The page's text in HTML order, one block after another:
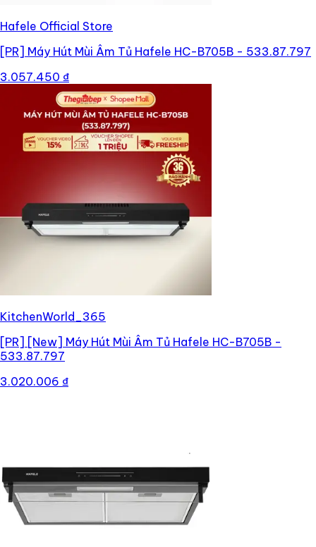
Hafele Official Store
[PR] Máy Hút Mùi Âm Tủ Hafele HC-B705B - 533.87.797
3.057.450 ₫
KitchenWorld_365
[PR] [New] Máy Hút Mùi Âm Tủ Hafele HC-B705B -
533.87.797
3.020.006 ₫